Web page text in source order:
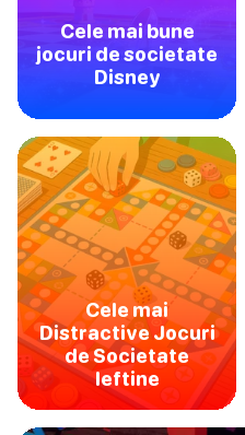
Cele mai bune
jocuri de societate
Disney
Cele mai
Distractive Jocuri
de Societate
Ieftine